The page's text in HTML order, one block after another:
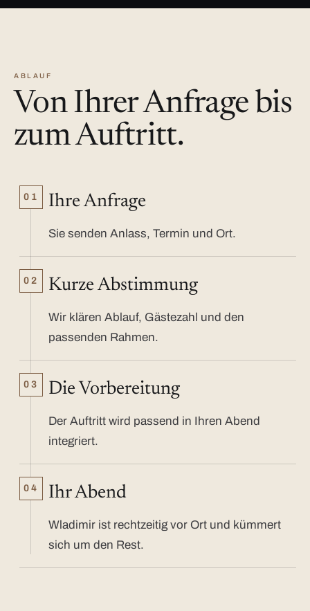
ABLAUF
Von Ihrer Anfrage bis
zum Auftritt.
01 Ihre Anfrage
Sie senden Anlass, Termin und Ort.
02 Kurze Abstimmung
Wir klären Ablauf, Gästezahl und den
passenden Rahmen.
03 Die Vorbereitung
Der Auftritt wird passend in Ihren Abend
integriert.
04 Ihr Abend
Wladimir ist rechtzeitig vor Ort und kümmert
sich um den Rest.